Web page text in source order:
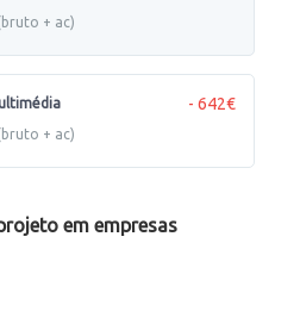
+ ac)
+ ac)
- 642€
em empresas